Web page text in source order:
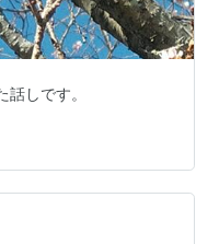
しです。